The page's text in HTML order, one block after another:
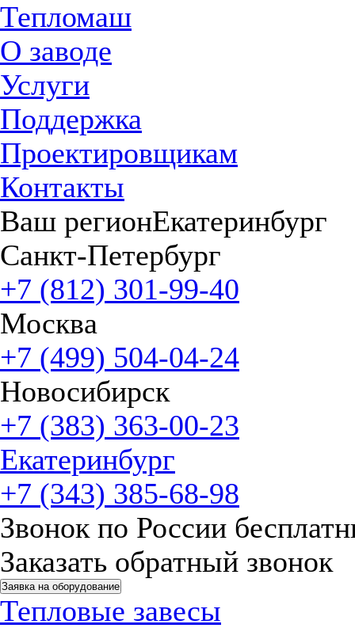
Тепломаш
О заводе
Услуги
Поддержка
Проектировщикам
Контакты
Ваш регионЕкатеринбург
Санкт-Петербург
+7 (812) 301-99-40
Москва
+7 (499) 504-04-24
Новосибирск
+7 (383) 363-00-23
Екатеринбург
+7 (343) 385-68-98
Звонок по России
Заказать обратный звонок
Заявка на оборудование
Тепловые завесы